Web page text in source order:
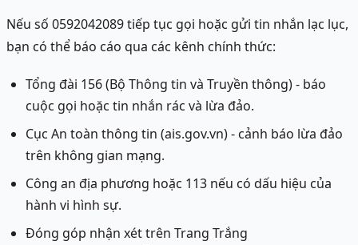
Nếu số 0592042089 tiếp tục gọi hoặc gửi tin nhắn lạc lục,
bạn có thể báo cáo qua các kênh chính thức:
Tổng đài 156 (Bộ Thông tin và Truyền thông) - báo
cuộc gọi hoặc tin nhắn rác và lừa đảo.
Cục An toàn thông tin (ais.gov.vn) - cảnh báo lừa đảo
trên không gian mạng.
Công an địa phương hoặc 113 nếu có dấu hiệu của
hành vi hình sự.
Đóng góp nhận xét trên Trang Trắng